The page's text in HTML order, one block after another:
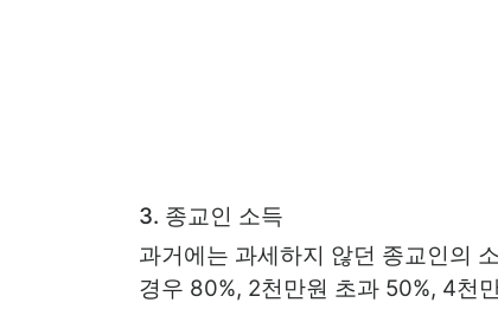
3. 종교인 소득
과거에는 과세하지 않던 종교인의
경우 80%, 2천만원 초과 50%, 4천